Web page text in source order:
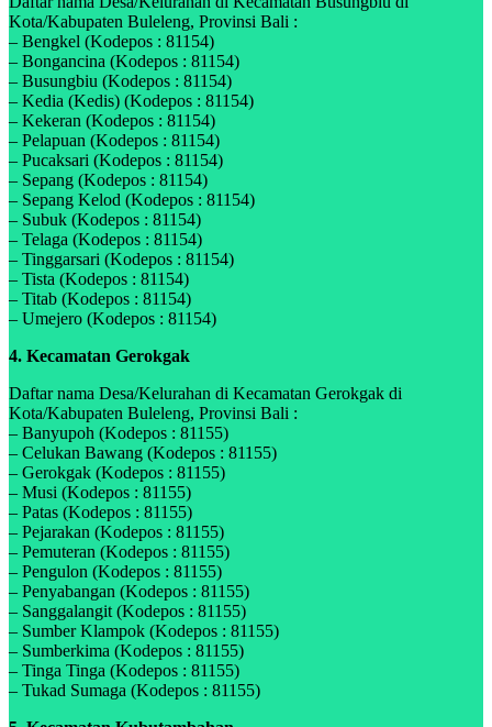
Kota/Kabupaten Buleleng, Provinsi Bali :
– Bengkel (Kodepos : 81154)
– Bongancina (Kodepos : 81154)
– Busungbiu (Kodepos : 81154)
– Kedia (Kedis) (Kodepos : 81154)
– Kekeran (Kodepos : 81154)
– Pelapuan (Kodepos : 81154)
– Pucaksari (Kodepos : 81154)
– Sepang (Kodepos : 81154)
– Sepang Kelod (Kodepos : 81154)
– Subuk (Kodepos : 81154)
– Telaga (Kodepos : 81154)
– Tinggarsari (Kodepos : 81154)
– Tista (Kodepos : 81154)
– Titab (Kodepos : 81154)
– Umejero (Kodepos : 81154)
4. Kecamatan Gerokgak
Daftar nama Desa/Kelurahan di Kecamatan Gerokgak di
Kota/Kabupaten Buleleng, Provinsi Bali :
– Banyupoh (Kodepos : 81155)
– Celukan Bawang (Kodepos : 81155)
– Gerokgak (Kodepos : 81155)
– Musi (Kodepos : 81155)
– Patas (Kodepos : 81155)
– Pejarakan (Kodepos : 81155)
– Pemuteran (Kodepos : 81155)
– Pengulon (Kodepos : 81155)
– Penyabangan (Kodepos : 81155)
– Sanggalangit (Kodepos : 81155)
– Sumber Klampok (Kodepos : 81155)
– Sumberkima (Kodepos : 81155)
– Tinga Tinga (Kodepos : 81155)
– Tukad Sumaga (Kodepos : 81155)